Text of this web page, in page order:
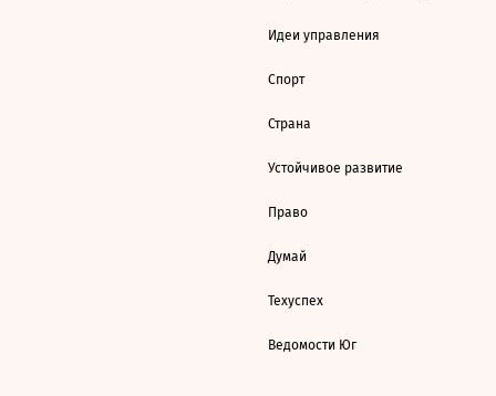
Идеи управления
Спорт
Страна
Устойчивое развитие
Право
Думай
Техуспех
Ведомости Юг